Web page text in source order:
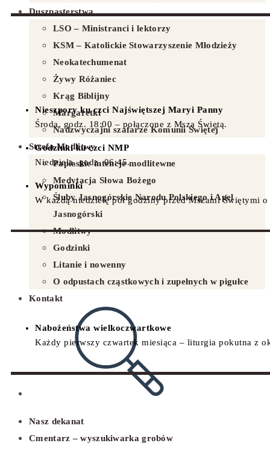
Duszpasterstwa
LSO – Ministranci i lektorzy
KSM – Katolickie Stowarzyszenie Młodzieży
Neokatechumenat
Żywy Różaniec
Krąg Biblijny
Margaretki
Nadzwyczajni szafarze Komunii Świętej
Strefa Modlitwy
Papieskie intencje modlitewne
Medytacja Słowa Bożego
Śluby Jasnogórskie Narodu Polskiego i Apel
Jasnogórski
Modlitwy
Godzinki
Litanie i nowenny
O odpustach cząstkowych i zupełnych w pigułce
Kontakt
Nasz dekanat
Cmentarz – wyszukiwarka grobów
Nieszpory ku czci Najświętszej Maryi Panny
Środa, godz. 18:00 – połączone z Mszą Świętą.
Godzinki ku czci NMP
Niedziela, godz. 06:45.
Wypominki
W każdą niedzielę pół godziny przed Mszami Świętymi
Nabożeństwa wielkoczwartkowe
Każdy pierwszy czwartek miesiąca – liturgia pokutna z